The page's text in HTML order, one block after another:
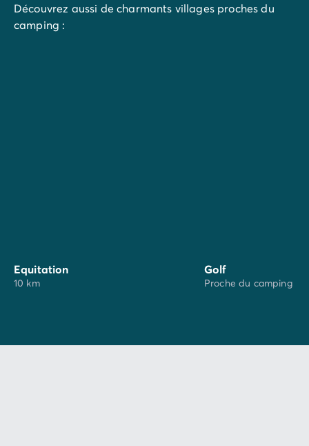
Découvrez aussi de charmants villages proches du
camping :
Equitation
10 km
Golf
Proche du camping